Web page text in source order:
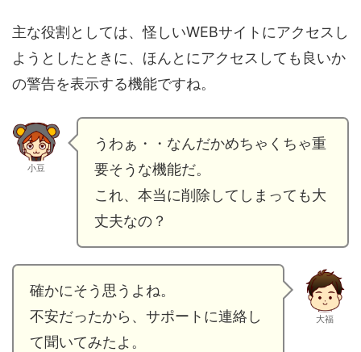
主な役割としては、怪しいWEBサイトにアクセスし
ようとしたときに、ほんとにアクセスしても良いか
の警告を表示する機能ですね。
小豆
うわぁ・・なんだかめちゃくちゃ重
要そうな機能だ。
これ、本当に削除してしまっても大
丈夫なの？
確かにそう思うよね。
不安だったから、サポートに連絡し
て聞いてみたよ。
大福